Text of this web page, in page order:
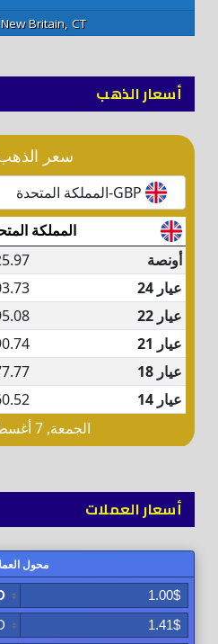
New Britain, CT
أسعار الذهب
أسعار العملات